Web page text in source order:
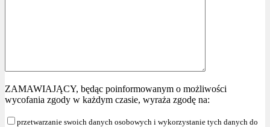
ZAMAWIAJĄCY, będąc poinformowanym o możliwości
wycofania zgody w każdym czasie, wyraża zgodę na:
przetwarzanie swoich danych osobowych i wykorzystanie tych danych do